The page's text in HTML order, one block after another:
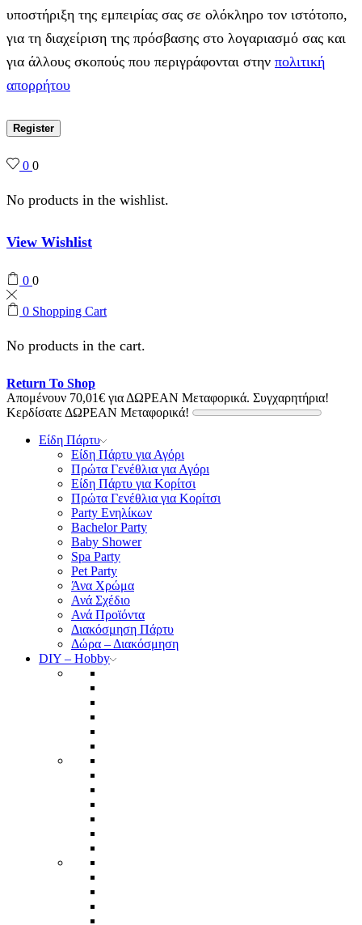
υποστήριξη της εμπειρίας σας σε ολόκληρο τον ιστότοπο,
για τη διαχείριση της πρόσβασης στο λογαριασμό σας και
για άλλους σκοπούς που περιγράφονται στην πολιτική
απορρήτου
Register
0 0
No products in the wishlist.
View Wishlist
0 0
0 Shopping Cart
No products in the cart.
Return To Shop
Απομένουν 70,01€ για ΔΩΡΕΑΝ Μεταφορικά. Συγχαρητήρια!
Κερδίσατε ΔΩΡΕΑΝ Μεταφορικά!
Είδη Πάρτυ
Είδη Πάρτυ για Αγόρι
Πρώτα Γενέθλια για Αγόρι
Είδη Πάρτυ για Κορίτσι
Πρώτα Γενέθλια για Κορίτσι
Party Ενηλίκων
Bachelor Party
Baby Shower
Spa Party
Pet Party
Άνα Χρώμα
Ανά Σχέδιο
Ανά Προϊόντα
Διακόσμηση Πάρτυ
Δώρα – Διακόσμηση
DIY – Hobby